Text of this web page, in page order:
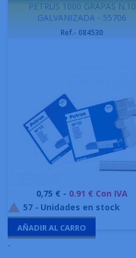
PETRUS 1000 GRAPAS N.10
GALVANIZADA - 55706
Ref.- 084530
Precio
0,75 € - 0.91 € Con IVA
 57 - Unidades en stock
AÑADIR AL CARRO
-